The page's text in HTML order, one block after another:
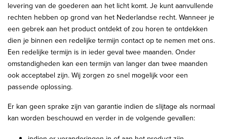
levering van de goederen aan het licht komt. Je kunt aanvullende
rechten hebben op grond van het Nederlandse recht. Wanneer je
een gebrek aan het product ontdekt of zou horen te ontdekken
dien je binnen een redelijke termijn contact op te nemen met ons.
Een redelijke termijn is in ieder geval twee maanden. Onder
omstandigheden kan een termijn van langer dan twee maanden
ook acceptabel zijn. Wij zorgen zo snel mogelijk voor een
passende oplossing.
Er kan geen sprake zijn van garantie indien de slijtage als normaal
kan worden beschouwd en verder in de volgende gevallen: